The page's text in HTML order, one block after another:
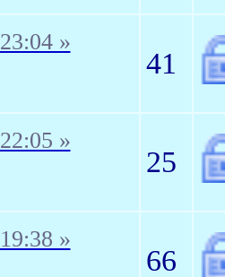
23:04 »
41
22:05 »
25
19:38 »
66